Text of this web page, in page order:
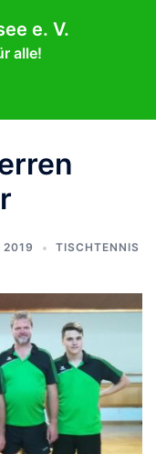
e. V.
alle!
2019 TISCHTENNIS